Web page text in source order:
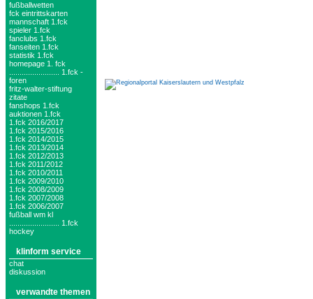
fußballwetten
fck eintrittskarten
mannschaft 1.fck
spieler 1.fck
fanclubs 1.fck
fanseiten 1.fck
statistik 1.fck
homepage 1. fck
........................ 1.fck -
foren
fritz-walter-stiftung
zitate
fanshops 1.fck
auktionen 1.fck
1.fck 2016/2017
1.fck 2015/2016
1.fck 2014/2015
1.fck 2013/2014
1.fck 2012/2013
1.fck 2011/2012
1.fck 2010/2011
1.fck 2009/2010
1.fck 2008/2009
1.fck 2007/2008
1.fck 2006/2007
fußball wm kl
........................ 1.fck
hockey
klinform service
chat
diskussion
verwandte themen